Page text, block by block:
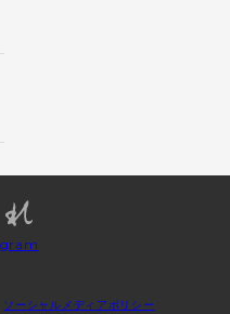
ソーシャルメディアポリシー